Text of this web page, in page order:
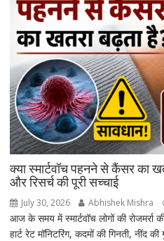
क्या स्मार्टवॉच पहनने से कैंसर का
और रिसर्च की पूरी सच्चाई
July 30, 2026 Abhishek Mishra
आज के समय में स्मार्टवॉच लोगों की रोजमर्रा
हार्ट रेट मॉनिटरिंग, कदमों की गिनती, नींद